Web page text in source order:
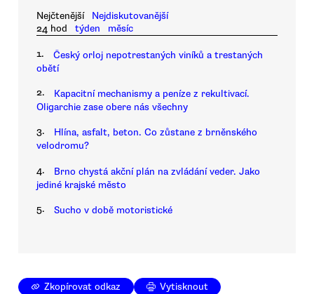
Nejčtenější
Nejdiskutovanější
24 hod
týden měsíc
1.
Český orloj nepotrestaných viníků a trestaných
obětí
2.
Kapacitní mechanismy a peníze z rekultivací.
Oligarchie zase obere nás všechny
3.
Hlína, asfalt, beton. Co zůstane z brněnského
velodromu?
4.
Brno chystá akční plán na zvládání veder. Jako
jediné krajské město
5. Sucho v době motoristické
Zkopírovat odkaz Vytisknout